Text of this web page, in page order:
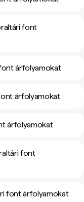
font
árfolyamokat
árfolyamokat
árfolyamokat
font
font árfolyamokat